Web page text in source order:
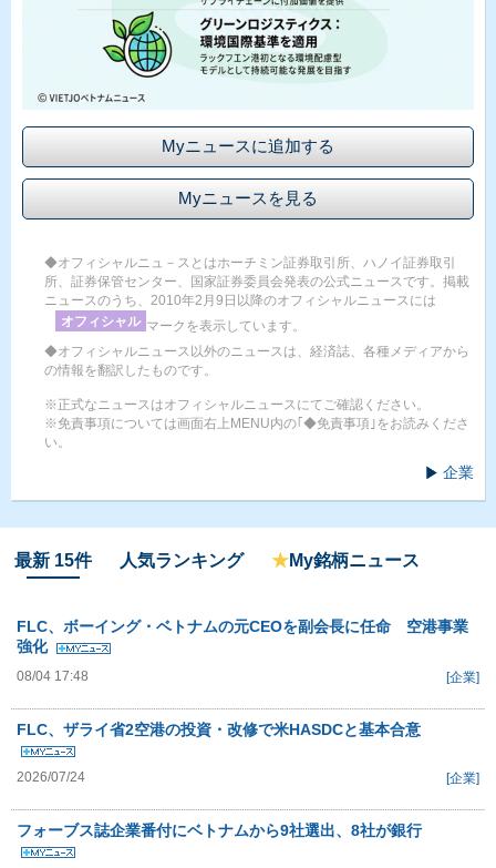
Myニュースに追加する
Myニュースを見る
◆オフィシャルニュ－スとはホーチミン証券取引所、ハノイ証券取引
所、証券保管センター、国家証券委員会発表の公式ニュースです。掲載
ニュースのうち、2010年2月9日以降のオフィシャルニュースには
オフィシャル マークを表示しています。
◆オフィシャルニュース以外のニュースは、経済誌、各種メディアから
の情報を翻訳したものです。
※正式なニュースはオフィシャルニュースにてご確認ください。
※免責事項については画面右上MENU内の｢◆免責事項｣をお読みくださ
い。
企業
最新 15件 人気ランキング ★My銘柄ニュース
FLC、ボーイング・ベトナムの元CEOを副会長に任命 空港事業
強化
08/04 17:48 [企業]
FLC、ザライ省2空港の投資・改修で米HASDCと基本合意
2026/07/24 [企業]
フォーブス誌企業番付にベトナムから9社選出、8社が銀行